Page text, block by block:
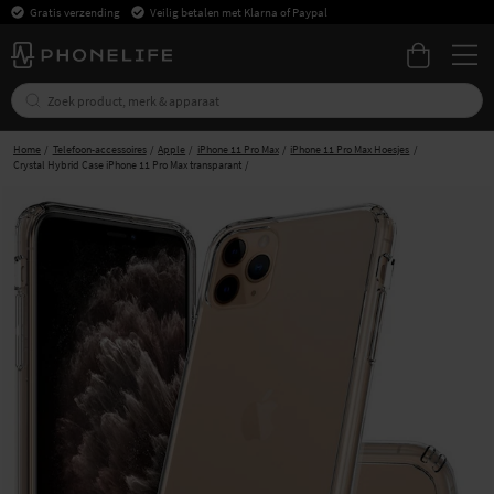
Gratis verzending Veilig betalen met Klarna of Paypal
Home Telefoon-accessoires Apple iPhone 11 Pro Max
iPhone 11 Pro Max Hoesjes
Crystal Hybrid Case iPhone 11 Pro Max transparant